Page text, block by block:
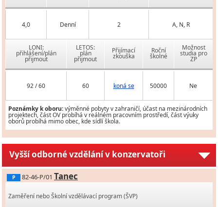
4,0 Denní 2 A, N, R
LONI:
přihlášení/plán
přijmout
LETOS:
plán
přijmout
Přijímací
zkouška
Roční
školné
Možnost
studia pro
ZP
92 / 60 60 koná se 50000 Ne
Poznámky k oboru:výměnné pobyty v zahraničí, účast na mezinárodních
projektech, část OV probíhá v reálném pracovním prostředí, část výuky
oborů probíhá mimo obec, kde sídlí škola.
Vyšší odborné vzdělání v konzervatoři
P 82-46-P/01 Tanec
Zaměření nebo Školní vzdělávací program (ŠVP)